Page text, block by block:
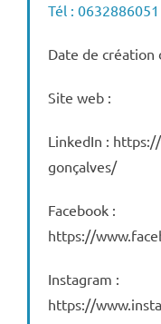
Tél : 0632886051
Date de
Site web :
LinkedIn :
gonçalves/
Facebook :
https://
Instagram :
https://